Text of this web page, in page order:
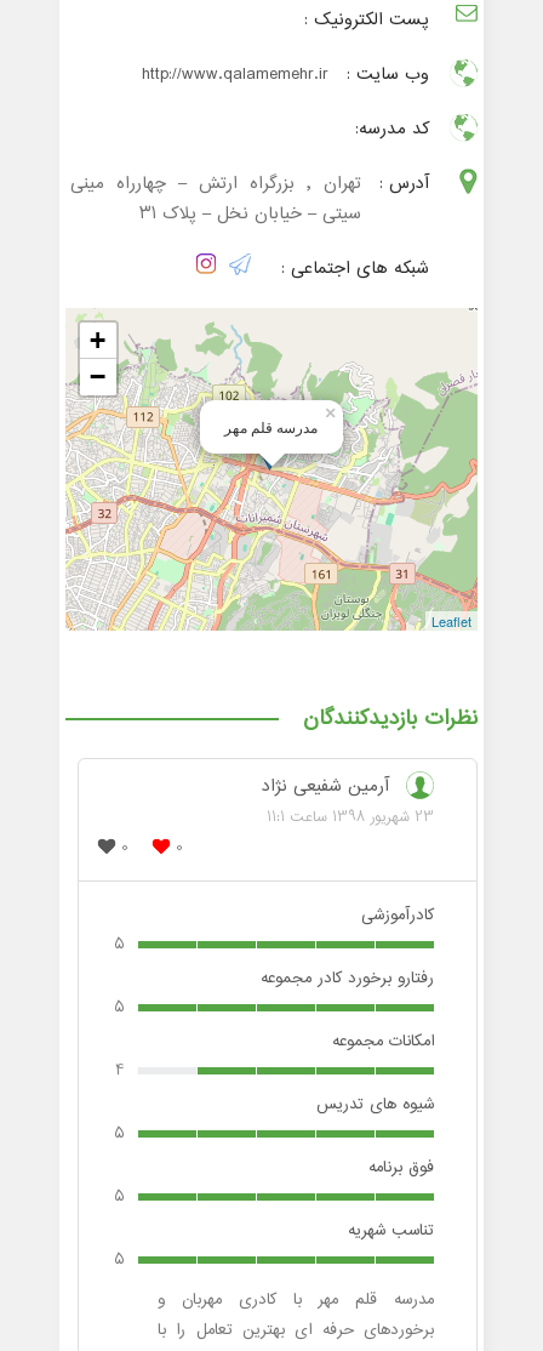
پست الکترونیک :
وب سایت :
http://www.qalamemehr.ir
کد مدرسه:
آدرس :
تهران , بزرگراه ارتش – چهارراه مینی
سیتی – خیابان نخل – پلاک ۳۱
شبکه های اجتماعی :
مدرسه قلم مهر
×
+
−
Leaflet
نظرات بازدیدکنندگان
آرمین شفیعی نژاد
23 شهریور 1398 ساعت 11:1
0
0
کادرآموزشی
5
رفتارو برخورد کادر مجموعه
5
امکانات مجموعه
4
شیوه های تدریس
5
فوق برنامه
5
تناسب شهریه
5
مدرسه قلم مهر با کادری مهربان و
برخوردهای حرفه ای بهترین تعامل را با